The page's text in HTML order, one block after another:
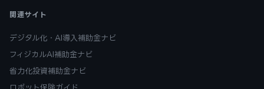
関連サイト
デジタル化・AI導入補助金ナビ
フィジカルAI補助金ナビ
省力化投資補助金ナビ
ロボット保険ガイド